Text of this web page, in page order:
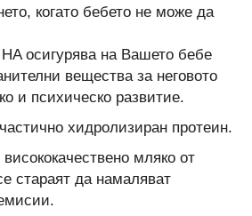
когато бебето не може да
осигурява на Вашето бебе
вещества за неговото
и психическо развитие.
хидролизиран протеин.
мляко от
стараят да намаляват